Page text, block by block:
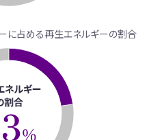
に占める再生エネルギーの割合